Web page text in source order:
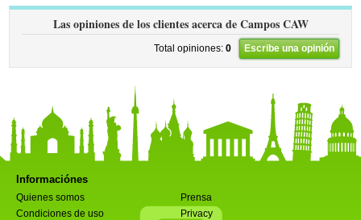
Las opiniones de los clientes acerca de Campos CAW
Total opiniones: 0 Escribe una opinión
Informaciónes
Quienes somos
Prensa
Condiciones de uso
Privacy